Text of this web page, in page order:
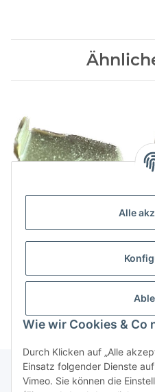
Alle
Wie wir Cookies & Co
Durch Klicken auf „Alle
Einsatz folgender Dienste
Vimeo. Sie können die
für Schiene, 11/16mm,